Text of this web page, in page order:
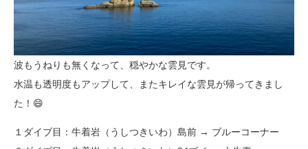
波もうねりも無くなって、穏やかな雲見です。
水温も透明度もアップして、またキレイな雲見が帰ってきまし
た！😄
１ダイブ目：牛着岩（うしつきいわ）島前 → ブルーコーナー